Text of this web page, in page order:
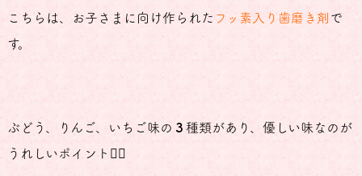
こちらは、お子さまに向け作られた フッ素入り歯磨き剤 で
す。
ぶどう、りんご、いちご味の ３ 種類があり、優しい味なのが
うれしいポイント👌🏻